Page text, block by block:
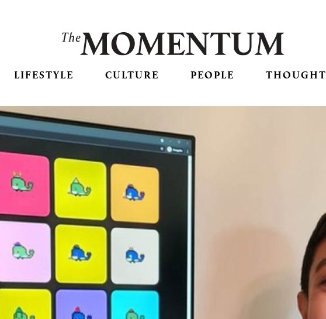
LIFESTYLE CULTURE PEOPLE THOUGHT